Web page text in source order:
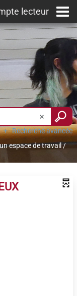
lecteur
Recherche avancée
espace de travail /